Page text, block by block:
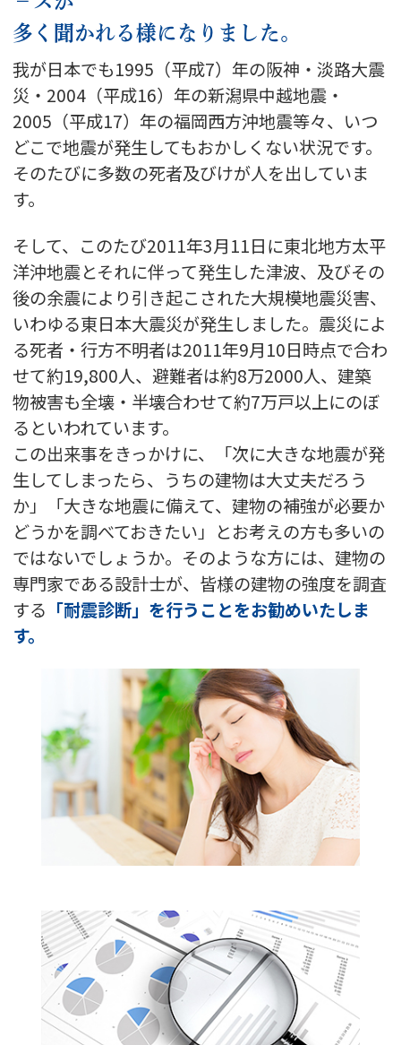
多く聞かれる様になりました。
我が日本でも1995（平成7）年の阪神・淡路大震
災・2004（平成16）年の新潟県中越地震・
2005（平成17）年の福岡西方沖地震等々、いつ
どこで地震が発生してもおかしくない状況です。
そのたびに多数の死者及びけが人を出していま
す。
そして、このたび2011年3月11日に東北地方太平
洋沖地震とそれに伴って発生した津波、及びその
後の余震により引き起こされた大規模地震災害、
いわゆる東日本大震災が発生しました。震災によ
る死者・行方不明者は2011年9月10日時点で合わ
せて約19,800人、避難者は約8万2000人、建築
物被害も全壊・半壊合わせて約7万戸以上にのぼ
るといわれています。
この出来事をきっかけに、「次に大きな地震が発
生してしまったら、うちの建物は大丈夫だろう
か」「大きな地震に備えて、建物の補強が必要か
どうかを調べておきたい」とお考えの方も多いの
ではないでしょうか。そのような方には、建物の
専門家である設計士が、皆様の建物の強度を調査
する 「耐震診断」を行うことをお勧めいたしま
す。